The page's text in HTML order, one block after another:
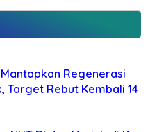
Mantapkan Regenerasi
Target Rebut Kembali 14